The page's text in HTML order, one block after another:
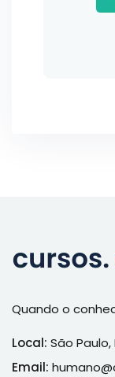
Quando o
Local: São Paulo,
Email: